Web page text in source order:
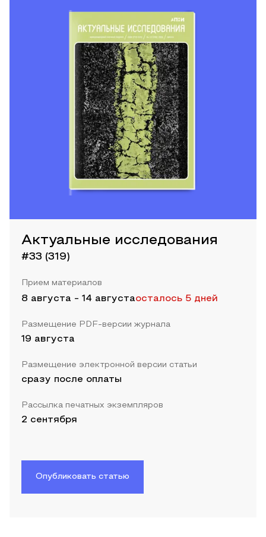
Актуальные исследования
#33 (319)
Прием материалов
8 августа - 14 августаосталось 5 дней
Размещение PDF-версии журнала
19 августа
Размещение электронной версии статьи
сразу после оплаты
Рассылка печатных экземпляров
2 сентября
Опубликовать статью